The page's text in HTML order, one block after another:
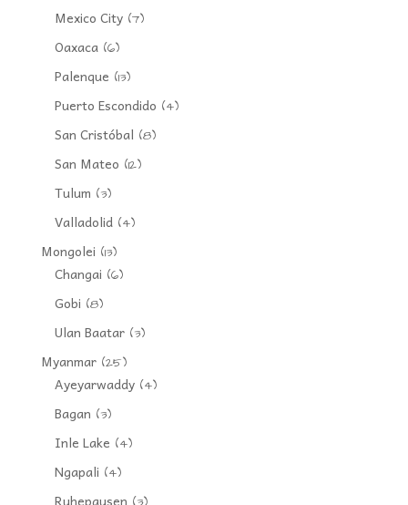
Mexico City(7)
Oaxaca(6)
Palenque (13)
Puerto Escondido (4)
San Cristóbal (8)
San Mateo (12)
Tulum (3)
Valladolid(4)
Mongolei (13)
Changai (6)
Gobi (8)
Ulan Baatar(3)
Myanmar(25)
Ayeyarwaddy(4)
Bagan (3)
Inle Lake (4)
Ngapali (4)
Ruhepausen